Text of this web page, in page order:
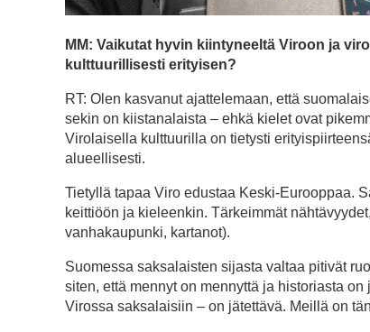
MM: Vaikutat hyvin kiintyneeltä Viroon ja
kulttuurillisesti erityisen?
RT: Olen kasvanut ajattelemaan, että
sekin on kiistanalaista – ehkä kielet ovat
Virolaisella kulttuurilla on tietysti
alueellisesti.
Tietyllä tapaa Viro edustaa Keski-Eurooppaa.
keittiöön ja kieleenkin. Tärkeimmät
vanhakaupunki, kartanot).
Suomessa saksalaisten sijasta valtaa pitivät
siten, että mennyt on mennyttä ja historiasta
Virossa saksalaisiin – on jätettävä. Meillä on